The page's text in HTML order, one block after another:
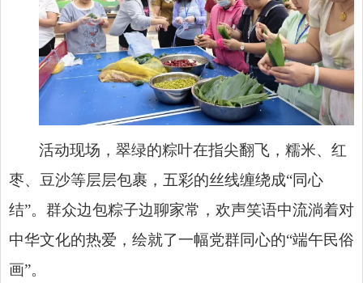
活动现场，翠绿的粽叶在指尖翻飞，糯米、红
枣、豆沙等层层包裹，五彩的丝线缠绕成“同心
结”。群众边包粽子边聊家常，欢声笑语中流淌着对
中华文化的热爱，绘就了一幅党群同心的“端午民俗
画”。